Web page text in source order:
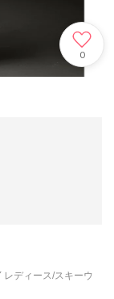
0
ディース/スキーウ